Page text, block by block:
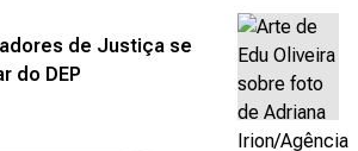
de Justiça se
do DEP